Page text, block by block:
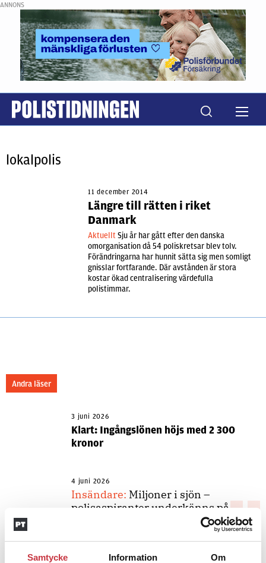
Samtycke Information Om
ANNONS
lokalpolis
11 december 2014
Längre till rätten i riket
Danmark
Aktuellt Sju år har gått efter den danska
omorganisation då 54 poliskretsar blev tolv.
Förändringarna har hunnit sätta sig men somligt
gnisslar fortfarande. Där avstånden är stora
kostar ökad centralisering värdefulla
polistimmar.
Andra läser
3 juni 2026
Klart: Ingångslönen höjs med 2 300
kronor
4 juni 2026
Insändare: Miljoner i sjön –
polisaspiranter underkänns på